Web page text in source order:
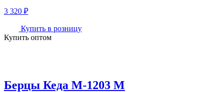
3 320 ₽
Купить в розницу
Купить оптом
Берцы Кеда М-1203 М